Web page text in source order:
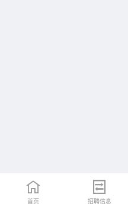
首页 招聘信息